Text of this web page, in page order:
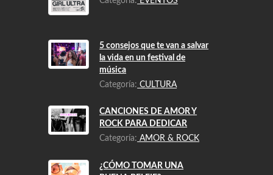
Categoría:EVENTOS
5 consejos que te van a salvar
la vida en un festival de
música
Categoría:CULTURA
CANCIONES DE AMOR Y
ROCK PARA DEDICAR
Categoría:AMOR & ROCK
¿CÓMO TOMAR UNA